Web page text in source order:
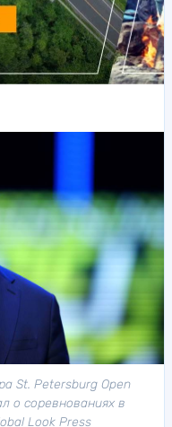
St. Petersburg Open
о соревнованиях в
Look Press